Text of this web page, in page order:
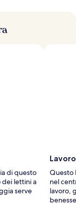
di questo
dei lettini a
serve
Questo
nel
lavoro,